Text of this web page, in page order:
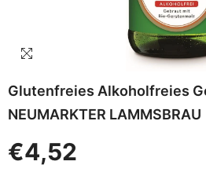
Glutenfreies Alkoholfreies
NEUMARKTER LAMMSBRAU
€4,52